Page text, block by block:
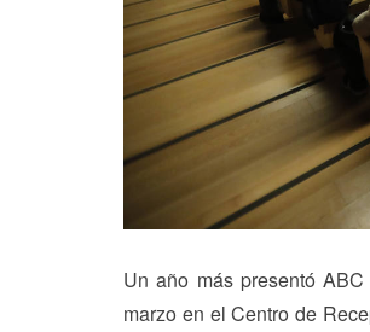
Un año más presentó
marzo en el Centro de